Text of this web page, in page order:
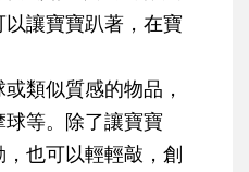
讓寶寶趴著，在寶
類似質感的物品，
等。除了讓寶寶
也可以輕輕敲，創